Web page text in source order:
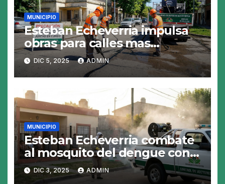
MUNICIPIO
Esteban Echeverria impulsa
obras para calles mas
resistentes y seguras
DIC 5, 2025 ADMIN
MUNICIPIO
Esteban Echeverria combate
al mosquito del dengue con
fumigacion
DIC 3, 2025 ADMIN